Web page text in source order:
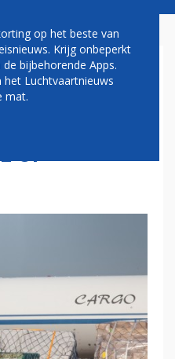
OP
op het beste van
Krijg onbeperkt
bijbehorende Apps.
het Luchtvaartnieuws
mat.